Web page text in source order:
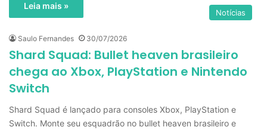
Leia mais »
Notícias
Saulo Fernandes 30/07/2026
Shard Squad: Bullet heaven brasileiro
chega ao Xbox, PlayStation e Nintendo
Switch
Shard Squad é lançado para consoles Xbox, PlayStation e
Switch. Monte seu esquadrão no bullet heaven brasileiro e